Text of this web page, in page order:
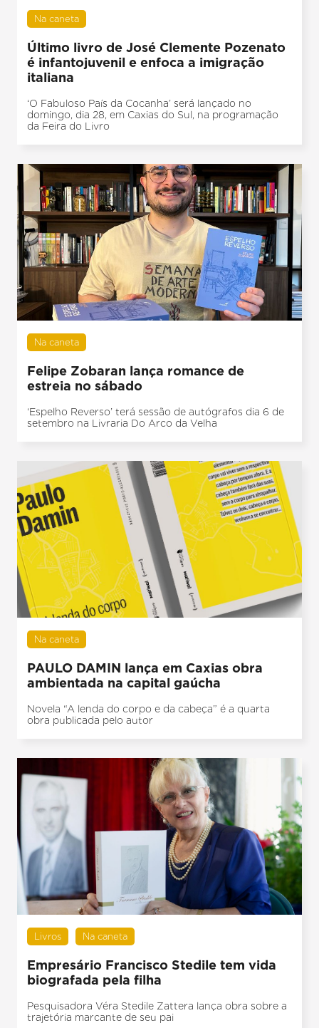
Na caneta
Último livro de José Clemente Pozenato
é infantojuvenil e enfoca a imigração
italiana
‘O Fabuloso País da Cocanha’ será lançado no
domingo, dia 28, em Caxias do Sul, na programação
da Feira do Livro
Na caneta
Felipe Zobaran lança romance de
estreia no sábado
‘Espelho Reverso’ terá sessão de autógrafos dia 6 de
setembro na Livraria Do Arco da Velha
Na caneta
PAULO DAMIN lança em Caxias obra
ambientada na capital gaúcha
Novela “A lenda do corpo e da cabeça” é a quarta
obra publicada pelo autor
Livros Na caneta
Empresário Francisco Stedile tem vida
biografada pela filha
Pesquisadora Véra Stedile Zattera lança obra sobre a
trajetória marcante de seu pai